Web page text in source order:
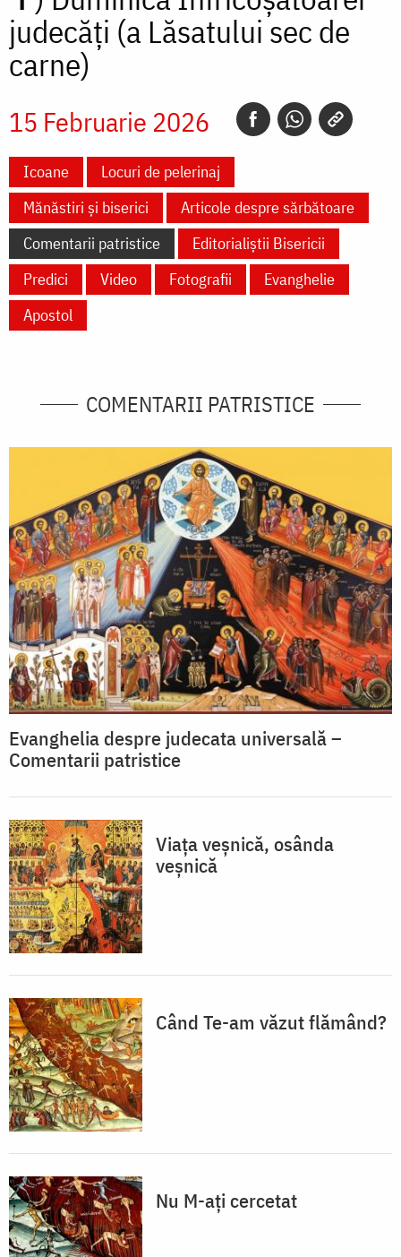
judecăți (a Lăsatului sec de
carne)
15 Februarie 2026
Icoane
Locuri de pelerinaj
Mănăstiri și biserici
Articole despre sărbătoare
Comentarii patristice
Editorialiștii Bisericii
Predici
Video Fotografii
Evanghelie
Apostol
COMENTARII PATRISTICE
Evanghelia despre judecata universală –
Comentarii patristice
Viața veșnică, osânda
veșnică
Când Te-am văzut flămând?
Nu M-ați cercetat